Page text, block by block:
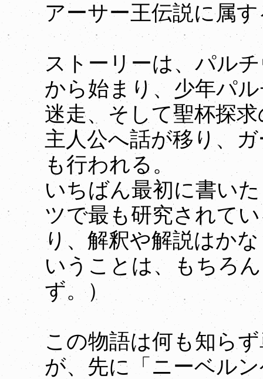
アーサー王伝説に属
ストーリーは、パル
から始まり、少年パ
迷走、そして聖杯探
主人公へ話が移り、
も行われる。
いちばん最初に書い
ツで最も研究されて
り、解釈や解説はか
いうことは、もちろ
ず。）
この物語は何も知ら
が、先に「ニーベル